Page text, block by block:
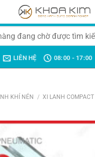
LIÊN HỆ 08:00 - 17:00
KHÍ NÉN / XI LANH COMPACT